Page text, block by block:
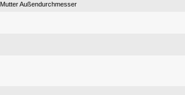
Mutter Außendurchmesser